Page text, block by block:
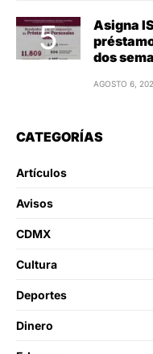
Asigna
dos
AGOSTO 6,
CATEGORÍAS
Artículos
Avisos
CDMX
Cultura
Deportes
Dinero